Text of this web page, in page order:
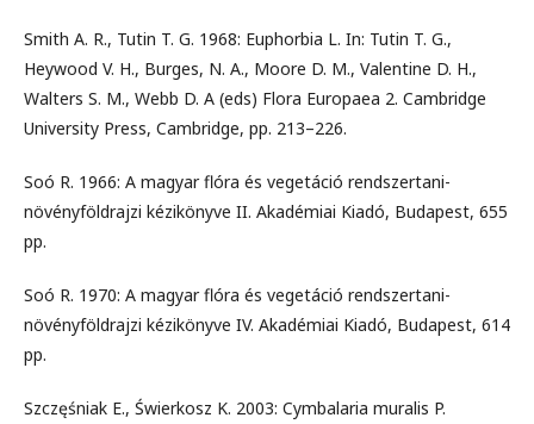
Smith A. R., Tutin T. G. 1968: Euphorbia L. In: Tutin T. G.,
Heywood V. H., Burges, N. A., Moore D. M., Valentine D. H.,
Walters S. M., Webb D. A (eds) Flora Europaea 2. Cambridge
University Press, Cambridge, pp. 213–226.
Soó R. 1966: A magyar flóra és vegetáció rendszertani-
növényföldrajzi kézikönyve II. Akadémiai Kiadó, Budapest, 655
pp.
Soó R. 1970: A magyar flóra és vegetáció rendszertani-
növényföldrajzi kézikönyve IV. Akadémiai Kiadó, Budapest, 614
pp.
Szczęśniak E., Świerkosz K. 2003: Cymbalaria muralis P.